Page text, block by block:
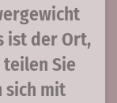
ist der Ort,
teilen Sie
sich mit